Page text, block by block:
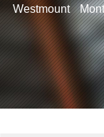
Westmount